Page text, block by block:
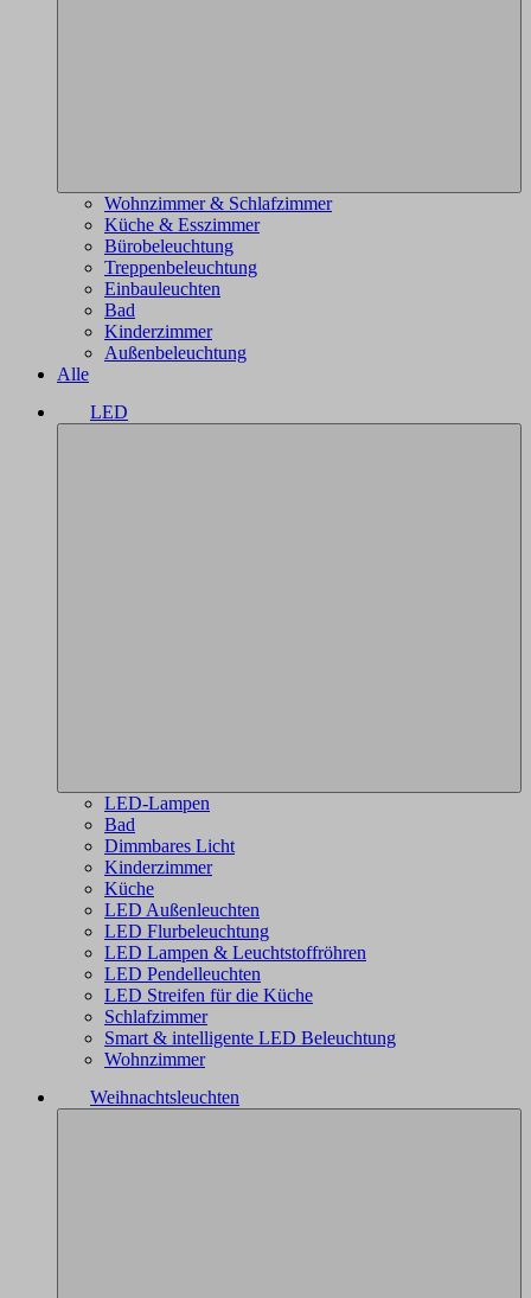
Wohnzimmer & Schlafzimmer
Küche & Esszimmer
Bürobeleuchtung
Treppenbeleuchtung
Einbauleuchten
Bad
Kinderzimmer
Außenbeleuchtung
Alle
LED
LED-Lampen
Bad
Dimmbares Licht
Kinderzimmer
Küche
LED Außenleuchten
LED Flurbeleuchtung
LED Lampen & Leuchtstoffröhren
LED Pendelleuchten
LED Streifen für die Küche
Schlafzimmer
Smart & intelligente LED Beleuchtung
Wohnzimmer
Weihnachtsleuchten